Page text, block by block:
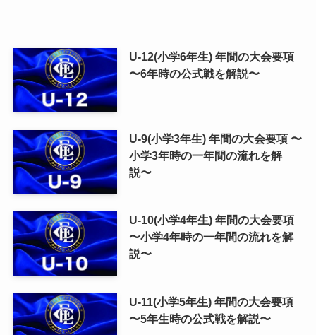
U-12(小学6年生) 年間の大会要項
〜6年時の公式戦を解説〜
U-9(小学3年生) 年間の大会要項 〜
小学3年時の一年間の流れを解
説〜
U-10(小学4年生) 年間の大会要項
〜小学4年時の一年間の流れを解
説〜
U-11(小学5年生) 年間の大会要項
〜5年生時の公式戦を解説〜